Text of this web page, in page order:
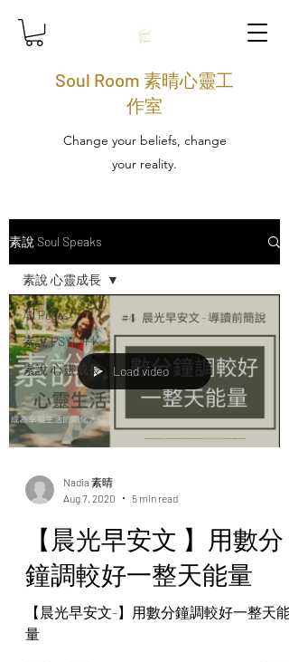
Soul Room 素晴心靈工
作室
Change your beliefs, change
your reality.
素說 Soul Speaks
All Posts
素說 PSYCH-K
素說 心靈成長
素說 心靈成長
Load video
Nadia 素晴
Aug 7, 2020
5 min read
【晨光早安文 】用數分
鐘調較好一整天能量
【晨光早安文-】用數分鐘調較好一整天能
量